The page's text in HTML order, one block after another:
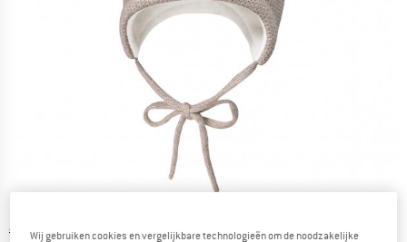
Oorspronkelijke prijs :
€ 27,95
Prijs:Wij gebruiken cookies en vergelijkbare technologieën om de noodzakelijke